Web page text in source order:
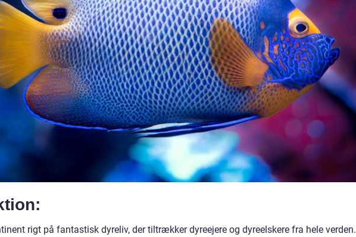
rigt på fantastisk dyreliv, der tiltrækker dyreejere og dyreelskere fra hele verden.